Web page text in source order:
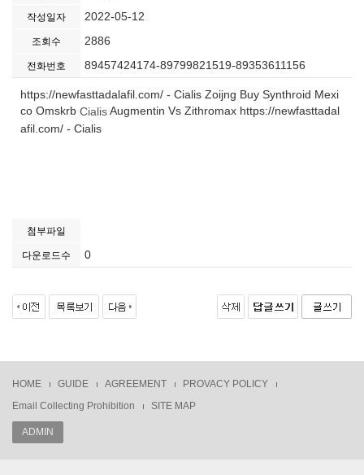
작성일자 2022-05-12
조회수 2886
전화번호 89457424174-89799821519-89353611156
https://newfasttadalafil.com/ - Cialis Zoijng Buy Synthroid Mexi
co Omskrb CialisAugmentin Vs Zithromax https://newfasttadal
afil.com/ - Cialis
첨부파일
다운로드수 0
HOME GUIDE AGREEMENT
PROVACY POLICY
Email Collecting Prohibition
SITE MAP
ADMIN